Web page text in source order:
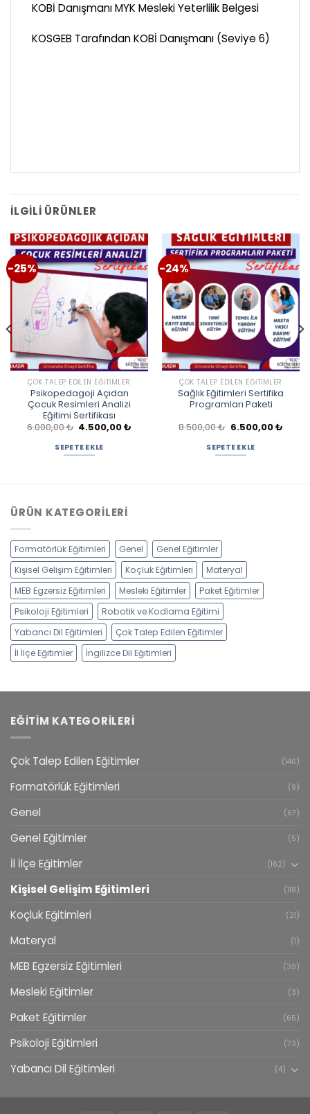
KOBİ Danışmanı MYK Mesleki Yeterlilik Belgesi
KOSGEB Tarafından KOBİ Danışmanı (Seviye 6)
İLGILI ÜRÜNLER
-25%
ÇOK TALEP EDILEN EĞITIMLER
Psikopedagoji Açıdan
Çocuk Resimleri Analizi
Eğitimi Sertifikası
6.000,00₺ Orijinal
fiyat:
6.000,00 ₺.
4.500,00₺
SEPETE EKLE
-24%
ÇOK TALEP EDILEN EĞITIMLER
Sağlık Eğitimleri Sertifika
Programları Paketi
8.500,00₺ Orijinal
fiyat:
8.500,00 ₺.
6.500,00₺Şu
SEPETE EKLE
ÜRÜN KATEGORILERI
Formatörlük Eğitimleri Genel
Genel Eğitimler
Kişisel Gelişim Eğitimleri
Koçluk Eğitimleri
Materyal
MEB Egzersiz Eğitimleri
Mesleki Eğitimler
Paket Eğitimler
Psikoloji Eğitimleri
Robotik ve Kodlama Eğitimi
Yabancı Dil Eğitimleri
Çok Talep Edilen Eğitimler
İl İlçe Eğitimler
İngilizce Dil Eğitimleri
EĞITIM KATEGORILERI
Çok Talep Edilen Eğitimler (146)
Formatörlük Eğitimleri (9)
Genel (67)
Genel Eğitimler (5)
İl İlçe Eğitimler (162)
Kişisel Gelişim Eğitimleri (118)
Koçluk Eğitimleri (21)
Materyal (1)
MEB Egzersiz Eğitimleri (39)
Mesleki Eğitimler (3)
Paket Eğitimler (65)
Psikoloji Eğitimleri (73)
Yabancı Dil Eğitimleri (4)